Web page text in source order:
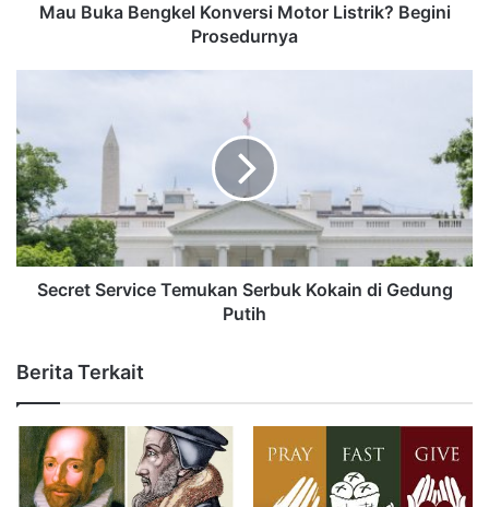
Mau Buka Bengkel Konversi Motor Listrik? Begini
Prosedurnya
Secret Service Temukan Serbuk Kokain di Gedung
Putih
Berita Terkait